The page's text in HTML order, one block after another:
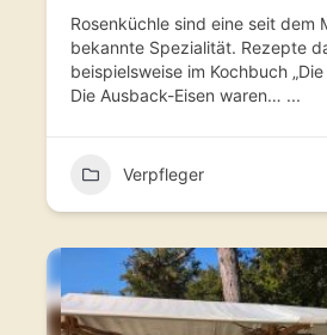
Rosenküchle sind eine seit dem
bekannte Spezialität. Rezepte
beispielsweise im Kochbuch
Die Ausback-Eisen waren… ...
Verpfleger